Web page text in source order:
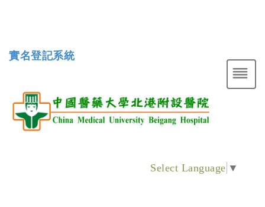
實名登記系統
Select Language ▼